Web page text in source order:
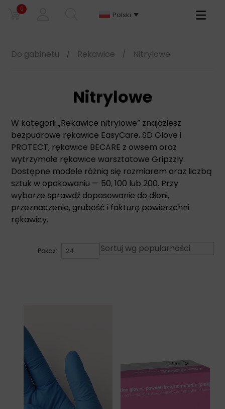
0
Polski
Primary
Do gabinetu / Rękawice / Nitrylowe
Nitrylowe
W kategorii „Rękawice nitrylowe” znajdziesz
bezpudrowe rękawice EasyCare, SD Glove i
PROTECT, rękawice BECARE z owsem oraz
wytrzymałe rękawice warsztatowe Gripzzly.
Dostępne modele różnią się rozmiarem oraz liczbą
sztuk w opakowaniu — 50, 100 lub 200. Przy
wyborze sprawdź dopasowanie do dłoni,
przeznaczenie, grubość i fakturę powierzchni
rękawicy.
Pokaż: